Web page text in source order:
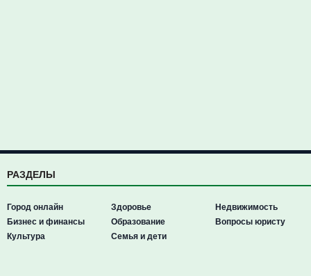
РАЗДЕЛЫ
Город онлайн
Бизнес и финансы
Культура
Здоровье
Образование
Семья и дети
Недвижимость
Вопросы юристу